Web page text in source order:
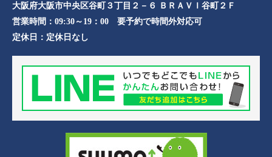
大阪府大阪市中央区谷町３丁目２－６ ＢＲＡＶＩ谷町２Ｆ
営業時間： 09:30～19：00 要予約で時間外対応可
定休日： 定休日なし